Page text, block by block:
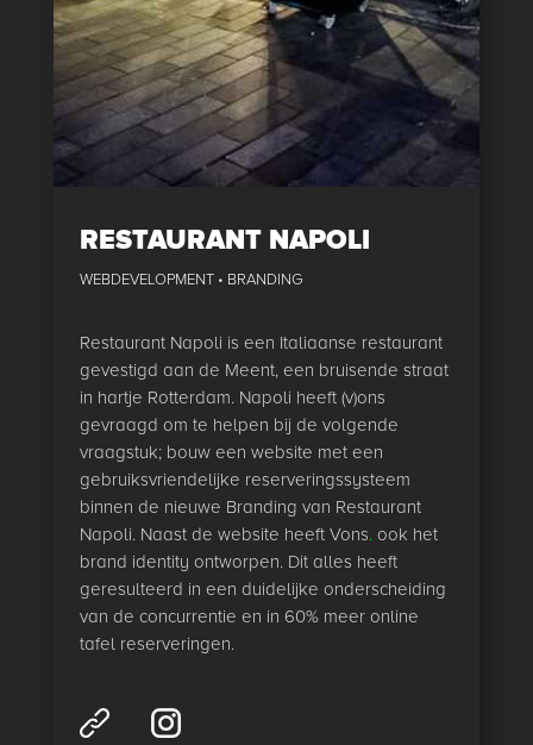
RESTAURANT NAPOLI
WEBDEVELOPMENT • BRANDING
Restaurant Napoli is een Italiaanse restaurant
gevestigd aan de Meent, een bruisende straat
in hartje Rotterdam. Napoli heeft (v)ons
gevraagd om te helpen bij de volgende
vraagstuk; bouw een website met een
gebruiksvriendelijke reserveringssysteem
binnen de nieuwe Branding van Restaurant
Napoli. Naast de website heeft Vons. ook het
brand identity ontworpen. Dit alles heeft
geresulteerd in een duidelijke onderscheiding
van de concurrentie en in 60% meer online
tafel reserveringen.